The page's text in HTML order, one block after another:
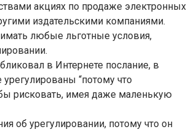
акциях по продаже электронных
издательскими компаниями.
любые льготные условия,
в Интернете послание, в
“потому что
рисковать, имея даже маленькую
об урегулировании, потому что он